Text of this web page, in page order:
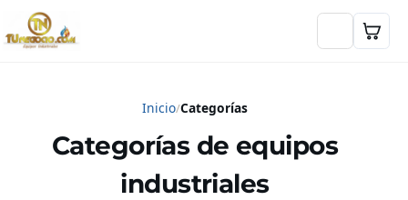
Inicio Categorías
Categorías de equipos
industriales